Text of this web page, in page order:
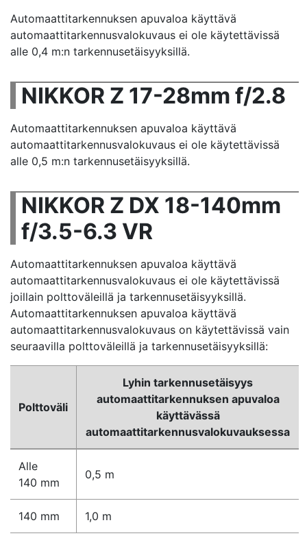
Automaattitarkennuksen apuvaloa käyttävä
automaattitarkennusvalokuvaus ei ole käytettävissä
alle 0,4 m:n tarkennusetäisyyksillä.
NIKKOR Z 17-28mm f/2.8
Automaattitarkennuksen apuvaloa käyttävä
automaattitarkennusvalokuvaus ei ole käytettävissä
alle 0,5 m:n tarkennusetäisyyksillä.
NIKKOR Z DX 18-140mm
f/3.5-6.3 VR
Automaattitarkennuksen apuvaloa käyttävä
automaattitarkennusvalokuvaus ei ole käytettävissä
joillain polttoväleillä ja tarkennusetäisyyksillä.
Automaattitarkennuksen apuvaloa käyttävä
automaattitarkennusvalokuvaus on käytettävissä vain
seuraavilla polttoväleillä ja tarkennusetäisyyksillä:
Polttoväli
Lyhin tarkennusetäisyys
automaattitarkennuksen apuvaloa
käyttävässä
automaattitarkennusvalokuvauksessa
Alle
140 mm
0,5 m
140 mm 1,0 m